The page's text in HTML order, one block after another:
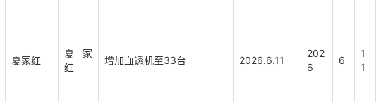
夏家红
夏家
红
增加血透机至33台 2026.6.11
202
6
6
1
1